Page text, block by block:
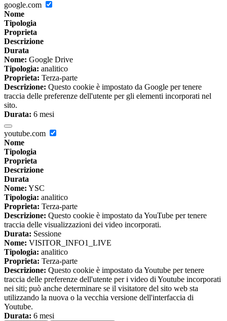
google.com
Nome
Tipologia
Proprieta
Descrizione
Durata
Nome: Google Drive
Tipologia: analitico
Proprieta: Terza-parte
Descrizione: Questo cookie è impostato da Google per tenere
traccia delle preferenze dell'utente per gli elementi incorporati nel
sito.
Durata: 6 mesi
youtube.com
Nome
Tipologia
Proprieta
Descrizione
Durata
Nome: YSC
Tipologia: analitico
Proprieta: Terza-parte
Descrizione: Questo cookie è impostato da YouTube per tenere
traccia delle visualizzazioni dei video incorporati.
Durata: Sessione
Nome: VISITOR_INFO1_LIVE
Tipologia: analitico
Proprieta: Terza-parte
Descrizione: Questo cookie è impostato da Youtube per tenere
traccia delle preferenze dell'utente per i video di Youtube incorporati
nei siti; può anche determinare se il visitatore del sito web sta
utilizzando la nuova o la vecchia versione dell'interfaccia di
Youtube.
Durata: 6 mesi